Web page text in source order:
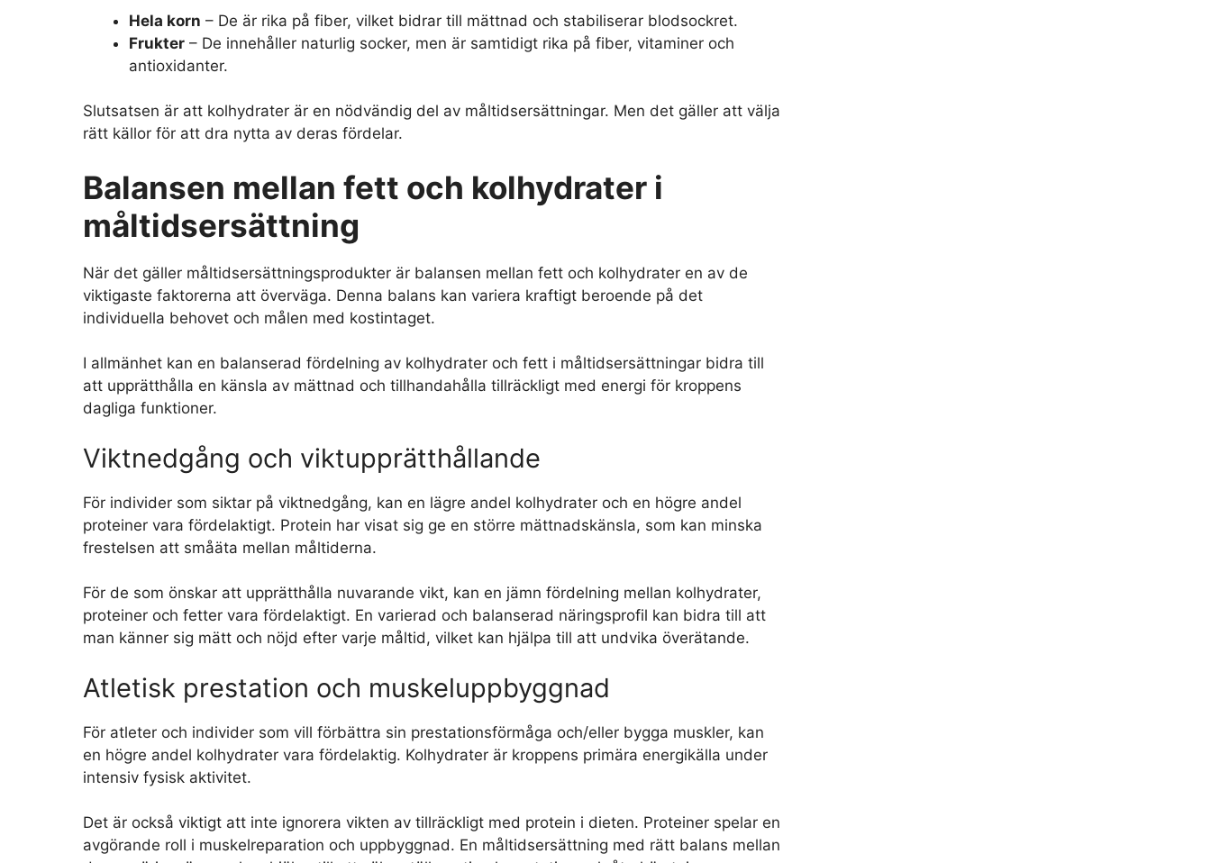
Hela korn – De är rika på fiber, vilket bidrar till mättnad och stabiliserar blodsockret.
Frukter – De innehåller naturlig socker, men är samtidigt rika på fiber, vitaminer och
antioxidanter.
Slutsatsen är att kolhydrater är en nödvändig del av måltidsersättningar. Men det gäller att välja
rätt källor för att dra nytta av deras fördelar.
Balansen mellan fett och kolhydrater i
måltidsersättning
När det gäller måltidsersättningsprodukter är balansen mellan fett och kolhydrater en av de
viktigaste faktorerna att överväga. Denna balans kan variera kraftigt beroende på det
individuella behovet och målen med kostintaget.
I allmänhet kan en balanserad fördelning av kolhydrater och fett i måltidsersättningar bidra till
att upprätthålla en känsla av mättnad och tillhandahålla tillräckligt med energi för kroppens
dagliga funktioner.
Viktnedgång och viktupprätthållande
För individer som siktar på viktnedgång, kan en lägre andel kolhydrater och en högre andel
proteiner vara fördelaktigt. Protein har visat sig ge en större mättnadskänsla, som kan minska
frestelsen att småäta mellan måltiderna.
För de som önskar att upprätthålla nuvarande vikt, kan en jämn fördelning mellan kolhydrater,
proteiner och fetter vara fördelaktigt. En varierad och balanserad näringsprofil kan bidra till att
man känner sig mätt och nöjd efter varje måltid, vilket kan hjälpa till att undvika överätande.
Atletisk prestation och muskeluppbyggnad
För atleter och individer som vill förbättra sin prestationsförmåga och/eller bygga muskler, kan
en högre andel kolhydrater vara fördelaktig. Kolhydrater är kroppens primära energikälla under
intensiv fysisk aktivitet.
Det är också viktigt att inte ignorera vikten av tillräckligt med protein i dieten. Proteiner spelar en
avgörande roll i muskelreparation och uppbyggnad. En måltidsersättning med rätt balans mellan